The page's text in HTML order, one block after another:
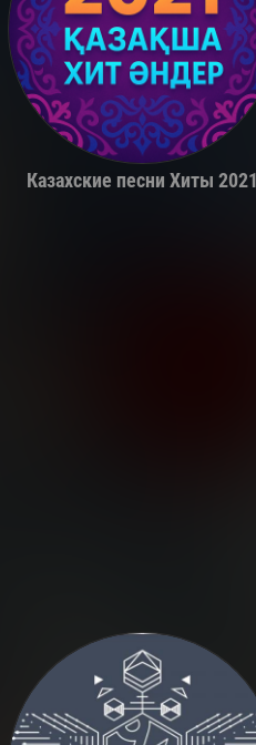
Казахские песни Хиты 2021